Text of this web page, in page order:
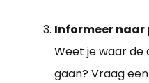
Informeer naar
Weet je waar
gaan? Vraag